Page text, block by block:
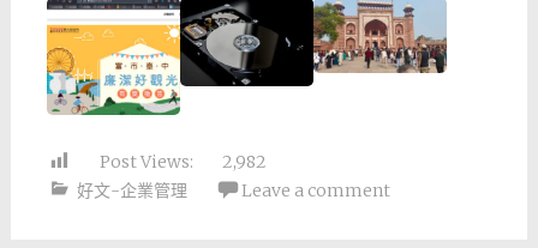
Post Views:
2,982
好文-企業管理
Leave a comment